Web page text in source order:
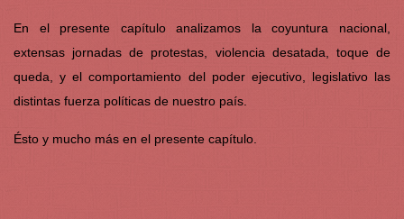
En el presente capítulo analizamos la coyuntura nacional,
extensas jornadas de protestas, violencia desatada, toque de
queda, y el comportamiento del poder ejecutivo, legislativo las
distintas fuerza políticas de nuestro país.
Ésto y mucho más en el presente capítulo.